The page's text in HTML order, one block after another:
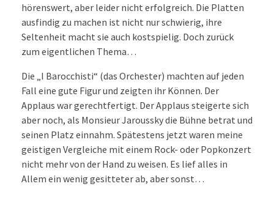
hörenswert, aber leider nicht erfolgreich. Die Platten
ausfindig zu machen ist nicht nur schwierig, ihre
Seltenheit macht sie auch kostspielig. Doch zurück
zum eigentlichen Thema…
Die „I Barocchisti“ (das Orchester) machten auf jeden
Fall eine gute Figur und zeigten ihr Können. Der
Applaus war gerechtfertigt. Der Applaus steigerte sich
aber noch, als Monsieur Jaroussky die Bühne betrat und
seinen Platz einnahm. Spätestens jetzt waren meine
geistigen Vergleiche mit einem Rock- oder Popkonzert
nicht mehr von der Hand zu weisen. Es lief alles in
Allem ein wenig gesitteter ab, aber sonst…